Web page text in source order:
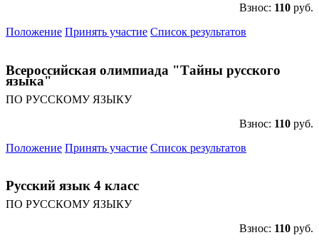
Взнос: 110 руб.
Положение Принять участие Список результатов
Всероссийская олимпиада "Тайны русского
языка"
ПО РУССКОМУ ЯЗЫКУ
Взнос: 110 руб.
Положение Принять участие Список результатов
Русский язык 4 класс
ПО РУССКОМУ ЯЗЫКУ
Взнос: 110 руб.
Нажимая на кнопку, вы даете согласие на обработку своих
персональных данных согласно 152-ФЗ.